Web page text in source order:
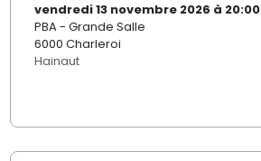
vendredi 13 novembre 2026 à 20:00
PBA - Grande Salle
6000 Charleroi
Hainaut